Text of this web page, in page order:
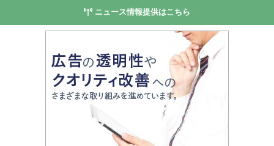
ニュース情報提供はこちら